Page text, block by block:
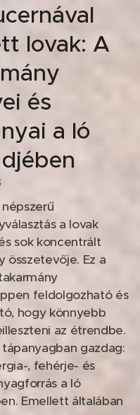
lovak: A
és
a ló
a lovak
sok koncentrált
összetevője. Ez a
feldolgozható és
hogy könnyebb
az étrendbe.
gazdag:
, fehérje- és
a ló
Emellett általában